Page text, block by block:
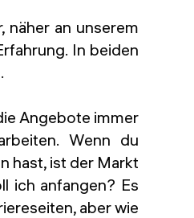
näher an unserem
In beiden
Angebote immer
Wenn du
hast, ist der Markt
ich anfangen? Es
aber wie